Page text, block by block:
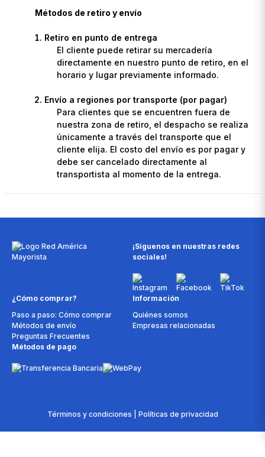
Métodos de retiro y envío
Retiro en punto de entrega
El cliente puede retirar su mercadería
directamente en nuestro punto de retiro, en el
horario y lugar previamente informado.
Envío a regiones por transporte (por pagar)
Para clientes que se encuentren fuera de
nuestra zona de retiro, el despacho se realiza
únicamente a través del transporte que el
cliente elija. El costo del envío es por pagar y
debe ser cancelado directamente al
transportista al momento de la entrega.
¡Síguenos en nuestras redes
sociales!
¿Cómo comprar?
Paso a paso: Cómo comprar
Métodos de envío
Preguntas Frecuentes
Información
Quiénes somos
Empresas relacionadas
Métodos de pago
Términos y condiciones | Políticas de privacidad